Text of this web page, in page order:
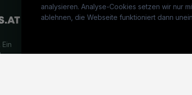
analysieren. Analyse-Cookies setzen wir nur
ablehnen, die Webseite funktioniert dann
Ein
informatikjobs.at